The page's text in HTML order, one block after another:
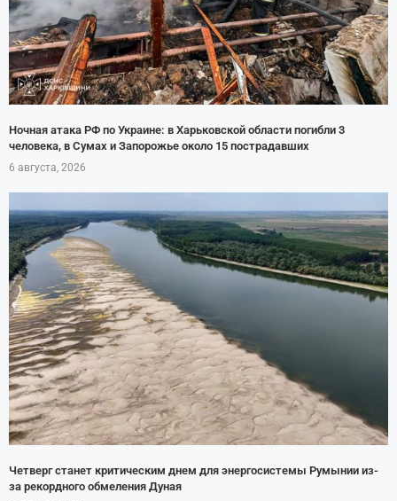
Ночная атака РФ по Украине: в Харьковской области погибли 3
человека, в Сумах и Запорожье около 15 пострадавших
6 августа, 2026
Четверг станет критическим днем для энергосистемы Румынии из-
за рекордного обмеления Дуная